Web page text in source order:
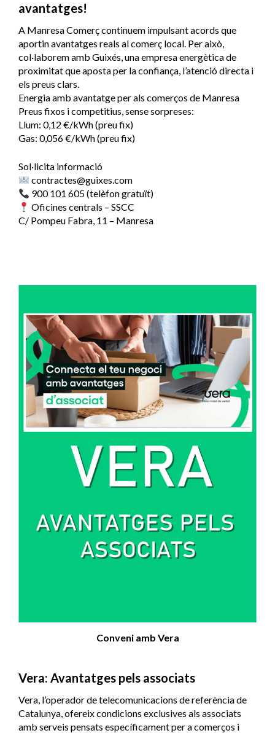
avantatges!
A Manresa Comerç continuem impulsant acords que
aportin avantatges reals al comerç local. Per això,
col·laborem amb Guixés, una empresa energètica de
proximitat que aposta per la confiança, l’atenció directa i
els preus clars.
Energia amb avantatge per als comerços de Manresa
Preus fixos i competitius, sense sorpreses:
Llum: 0,12 €/kWh (preu fix)
Gas: 0,056 €/kWh (preu fix)
Sol·licita informació
contractes@guixes.com
900 101 605 (telèfon gratuït)
Oficines centrals – SSCC
C/ Pompeu Fabra, 11 – Manresa
Conveni amb Vera
Vera: Avantatges pels associats
Vera, l’operador de telecomunicacions de referència de
Catalunya, ofereix condicions exclusives als associats
amb serveis pensats específicament per a comerços i